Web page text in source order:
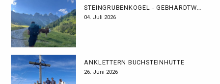
04. Juli 2026
ANKLETTERN BUCHSTEINHÜTTE
26. Juni 2026